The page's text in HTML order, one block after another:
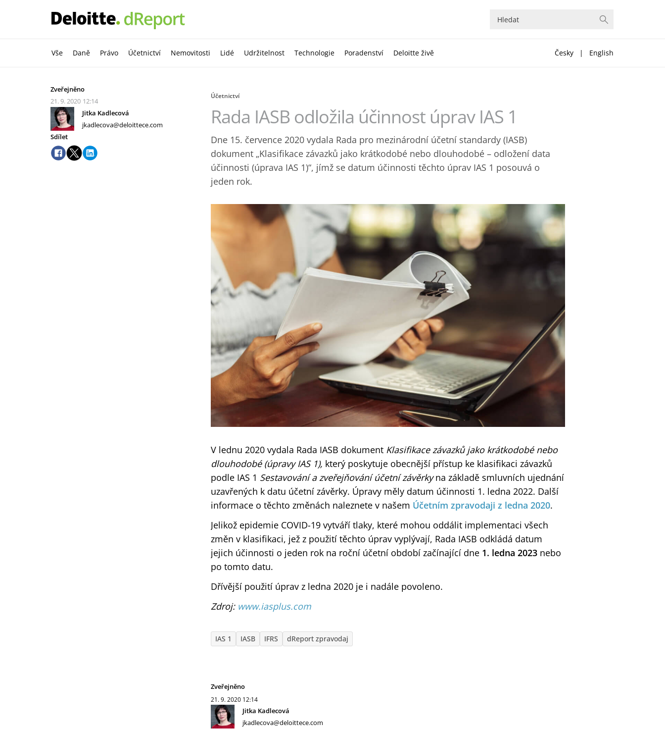
Vše Daně Právo Účetnictví Nemovitosti Lidé Udržitelnost Technologie Poradenství Deloitte živě Česky | English
Zveřejněno
21. 9. 2020 12:14
Jitka Kadlecová
jkadlecova@deloittece.com
Sdílet
Účetnictví
Rada IASB odložila účinnost úprav IAS 1
Dne 15. července 2020 vydala Rada pro mezinárodní účetní standardy (IASB)
dokument „Klasifikace závazků jako krátkodobé nebo dlouhodobé – odložení data
účinnosti (úprava IAS 1)“, jímž se datum účinnosti těchto úprav IAS 1 posouvá o
jeden rok.
V lednu 2020 vydala Rada IASB dokument Klasifikace závazků jako krátkodobé nebo
dlouhodobé (úpravy IAS 1), který poskytuje obecnější přístup ke klasifikaci závazků
podle IAS 1 Sestavování a zveřejňování účetní závěrkyna základě smluvních ujednání
uzavřených k datu účetní závěrky. Úpravy měly datum účinnosti 1. ledna 2022. Další
informace o těchto změnách naleznete v našem Účetním zpravodaji z ledna 2020.
Jelikož epidemie COVID-19 vytváří tlaky, které mohou oddálit implementaci všech
změn v klasifikaci, jež z použití těchto úprav vyplývají, Rada IASB odkládá datum
jejich účinnosti o jeden rok na roční účetní období začínající dne 1. ledna 2023 nebo
po tomto datu.
Dřívější použití úprav z ledna 2020 je i nadále povoleno.
Zdroj: www.iasplus.com
IAS 1 IASB IFRS dReport zpravodaj
Zveřejněno
21. 9. 2020 12:14
Jitka Kadlecová
jkadlecova@deloittece.com